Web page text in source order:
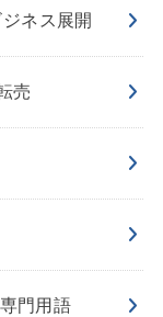
ネス展開
売
門用語